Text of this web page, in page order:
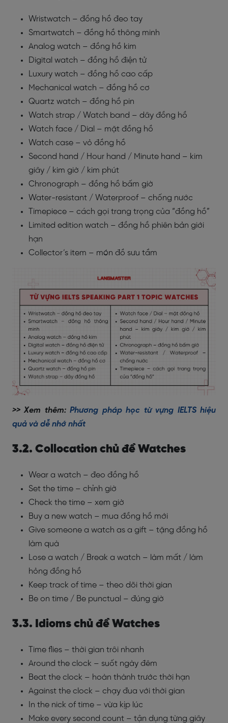
Wristwatch – đồng hồ đeo tay
Smartwatch – đồng hồ thông minh
Analog watch – đồng hồ kim
Digital watch – đồng hồ điện tử
Luxury watch – đồng hồ cao cấp
Mechanical watch – đồng hồ cơ
Quartz watch – đồng hồ pin
Watch strap / Watch band – dây đồng hồ
Watch face / Dial – mặt đồng hồ
Watch case – vỏ đồng hồ
Second hand / Hour hand / Minute hand – kim
giây / kim giờ / kim phút
Chronograph – đồng hồ bấm giờ
Water-resistant / Waterproof – chống nước
Timepiece – cách gọi trang trọng của “đồng hồ”
Limited edition watch – đồng hồ phiên bản giới
hạn
Collector’s item – món đồ sưu tầm
>> Xem thêm:Phương pháp học từ vựng IELTS hiệu
quả và dễ nhớ nhất
3.2. Collocation chủ đề Watches
Wear a watch – đeo đồng hồ
Set the time – chỉnh giờ
Check the time – xem giờ
Buy a new watch – mua đồng hồ mới
Give someone a watch as a gift – tặng đồng hồ
làm quà
Lose a watch / Break a watch – làm mất / làm
hỏng đồng hồ
Keep track of time – theo dõi thời gian
Be on time / Be punctual – đúng giờ
3.3. Idioms chủ đề Watches
Time flies – thời gian trôi nhanh
Around the clock – suốt ngày đêm
Beat the clock – hoàn thành trước thời hạn
Against the clock – chạy đua với thời gian
In the nick of time – vừa kịp lúc
Make every second count – tận dụng từng giây